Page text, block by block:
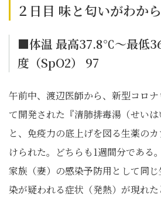
２日目 味と匂いがわか
■体温 最高37.8℃〜最低
度（SpO2） 97
午前中、渡辺医師から、新型コロ
て開発された『清肺排毒湯（せいは
と、免疫力の底上げを図る生薬の
けられた。どちらも1週間分である。
家族（妻）の感染予防用として同
染が疑われる症状（発熱）が現れ